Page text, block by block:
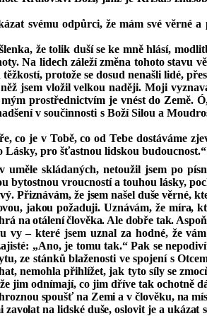
svému odpůrci, že mám své věrné
že tolik duší se ke mně hlásí,
Na lidech záleží změna tohoto stavu
protože se dosud nenašli lidé,
jsem vložil velkou naději. Moji
prostřednictvím je vnést do Země.
v součinnosti s Boží Silou a
co je v Tobě, co od Tebe dostáváme
Lásky, pro šťastnou lidskou budoucnost.“
uměle skládaných, netoužil jsem po
bytostnou vroucností a touhou lásky,
Přiznávám, že jsem našel duše věrné,
jakou požaduji. Uznávám, že míra,
na otálení člověka. Ale dobře tak.
vy – které jsem uznal za hodné, že
„Ano, je tomu tak.“ Pak se
ze stánků blaženosti ve spojení s
nemohla přihlížet, jak tyto síly se
jim odnímají, co jim dříve tak ochotně
spoušť na Zemi a v člověku, na
zavolat na lidské duše, oslovit je a